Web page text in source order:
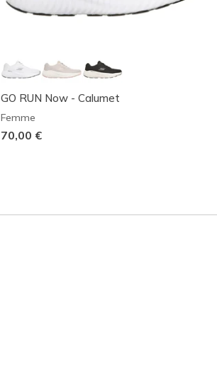
GO RUN Now - Calumet
Femme
70,00 €